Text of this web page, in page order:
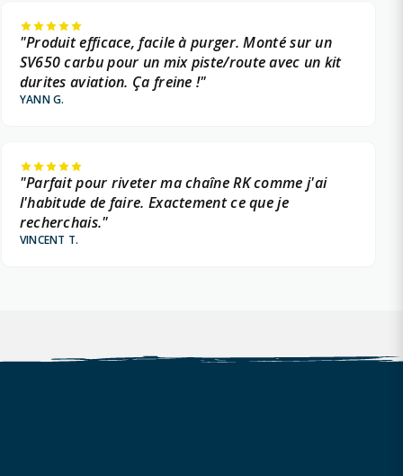
"Produit efficace, facile à purger. Monté sur un
SV650 carbu pour un mix piste/route avec un kit
durites aviation. Ça freine !"
YANN G.
"Parfait pour riveter ma chaîne RK comme j'ai
l'habitude de faire. Exactement ce que je
recherchais."
VINCENT T.